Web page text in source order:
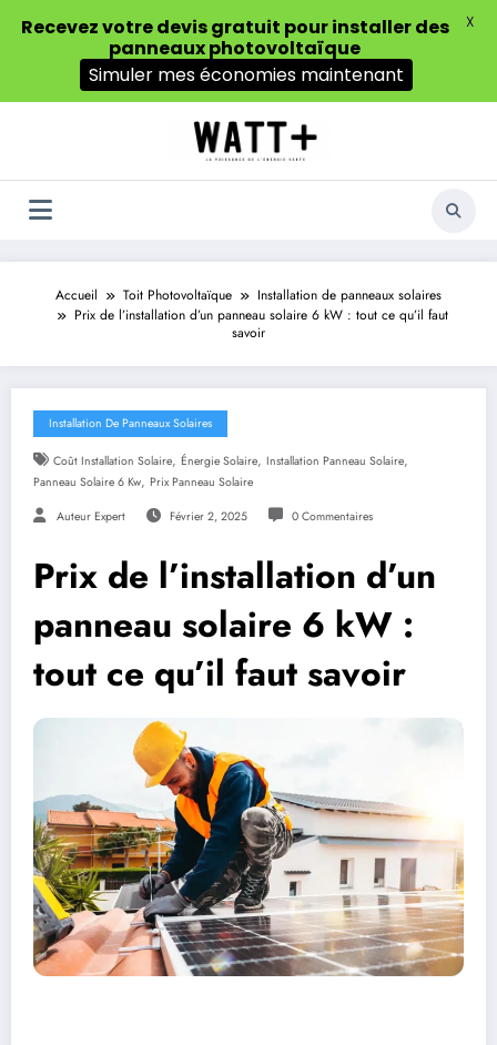
Accueil Toit Photovoltaïque
Installation de panneaux solaires
Prix de l’installation d’un panneau solaire 6 kW : tout ce qu’il faut
savoir
Installation De Panneaux Solaires
Coût Installation Solaire, Énergie Solaire, Installation Panneau Solaire,
Panneau Solaire 6 Kw, Prix Panneau Solaire
Auteur Expert Février 2, 2025 0 Commentaires
Prix de l’installation d’un
panneau solaire 6 kW :
tout ce qu’il faut savoir
Recevez votre devis gratuit pour installer des
panneaux photovoltaïque
Simuler mes économies maintenant
X